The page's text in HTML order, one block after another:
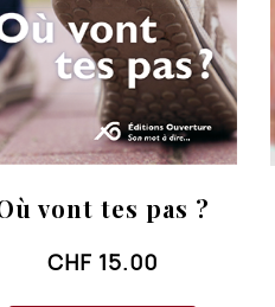
vont tes pas ?
CHF 15.00